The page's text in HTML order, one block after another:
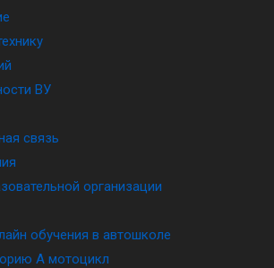
ВУ
связь
организации
обучения в автошколе
A мотоцикл